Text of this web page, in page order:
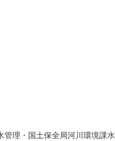
理・国土保全局河川環境課水